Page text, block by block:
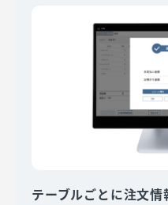
テーブルごとに注文